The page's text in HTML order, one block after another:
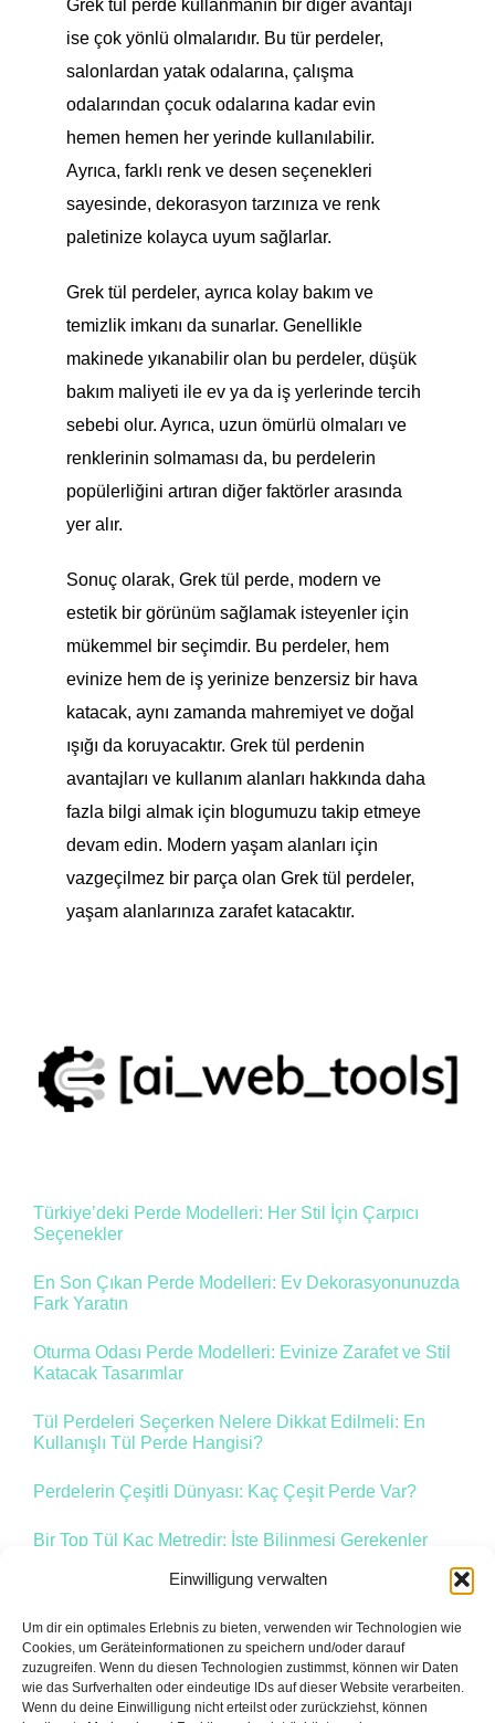
Einwilligung verwalten
Um dir ein optimales Erlebnis zu bieten, verwenden wir Technologien wie
Cookies, um Geräteinformationen zu speichern und/oder darauf
zuzugreifen. Wenn du diesen Technologien zustimmst, können wir Daten
wie das Surfverhalten oder eindeutige IDs auf dieser Website verarbeiten.
Wenn du deine Einwilligung nicht erteilst oder zurückziehst, können
Grek tül perde kullanmanın bir diğer avantajı
ise çok yönlü olmalarıdır. Bu tür perdeler,
salonlardan yatak odalarına, çalışma
odalarından çocuk odalarına kadar evin
hemen hemen her yerinde kullanılabilir.
Ayrıca, farklı renk ve desen seçenekleri
sayesinde, dekorasyon tarzınıza ve renk
paletinize kolayca uyum sağlarlar.
Grek tül perdeler, ayrıca kolay bakım ve
temizlik imkanı da sunarlar. Genellikle
makinede yıkanabilir olan bu perdeler, düşük
bakım maliyeti ile ev ya da iş yerlerinde tercih
sebebi olur. Ayrıca, uzun ömürlü olmaları ve
renklerinin solmaması da, bu perdelerin
popülerliğini artıran diğer faktörler arasında
yer alır.
Sonuç olarak, Grek tül perde, modern ve
estetik bir görünüm sağlamak isteyenler için
mükemmel bir seçimdir. Bu perdeler, hem
evinize hem de iş yerinize benzersiz bir hava
katacak, aynı zamanda mahremiyet ve doğal
ışığı da koruyacaktır. Grek tül perdenin
avantajları ve kullanım alanları hakkında daha
fazla bilgi almak için blogumuzu takip etmeye
devam edin. Modern yaşam alanları için
vazgeçilmez bir parça olan Grek tül perdeler,
yaşam alanlarınıza zarafet katacaktır.
Türkiye’deki Perde Modelleri: Her Stil İçin Çarpıcı
Seçenekler
En Son Çıkan Perde Modelleri: Ev Dekorasyonunuzda
Fark Yaratın
Oturma Odası Perde Modelleri: Evinize Zarafet ve Stil
Katacak Tasarımlar
Tül Perdeleri Seçerken Nelere Dikkat Edilmeli: En
Kullanışlı Tül Perde Hangisi?
Perdelerin Çeşitli Dünyası: Kaç Çeşit Perde Var?
Bir Top Tül Kaç Metredir: İşte Bilinmesi Gerekenler
Zurück 1 2 3